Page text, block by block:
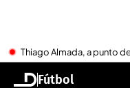
Thiago Almada, a punto
Fútbol